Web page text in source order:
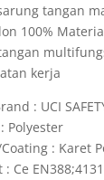
tangan
100%
kerja
: UCI
Polyester
: Karet
Ce EN388;4131